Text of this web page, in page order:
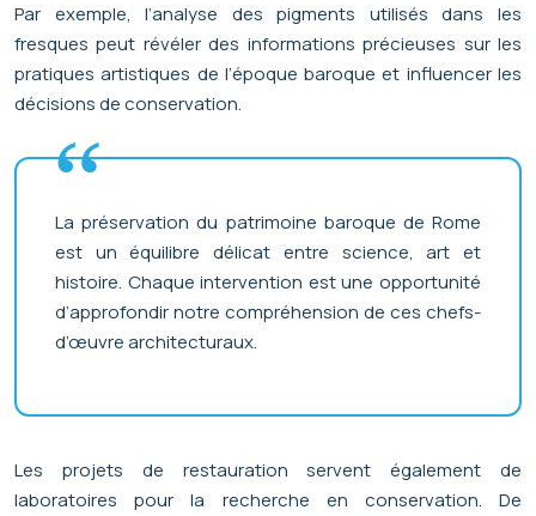
Par exemple, l’analyse des pigments utilisés dans les
fresques peut révéler des informations précieuses sur les
pratiques artistiques de l’époque baroque et influencer les
décisions de conservation.
La préservation du patrimoine baroque de Rome
est un équilibre délicat entre science, art et
histoire. Chaque intervention est une opportunité
d’approfondir notre compréhension de ces chefs-
d’œuvre architecturaux.
Les projets de restauration servent également de
laboratoires pour la recherche en conservation. De